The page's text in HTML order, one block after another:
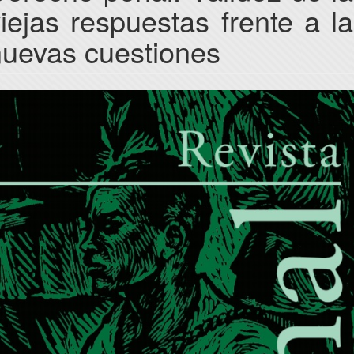
respuestas frente a
cuestiones